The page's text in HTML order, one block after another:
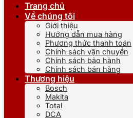
Trang chủ
Về chúng tôi
Giới thiệu
Hướng dẫn mua hàng
Phương thức thanh toán
Chính sách vận chuyển
Chính sách bảo hành
Chính sách bán hàng
Thương hiệu
Bosch
Makita
Total
DCA